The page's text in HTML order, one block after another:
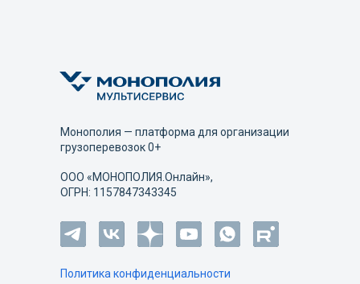
ООО «МОНОПОЛИЯ.Онлайн»,
ОГРН: 1157847343345
Монополия — платформа для организации
грузоперевозок 0+
Политика конфиденциальности